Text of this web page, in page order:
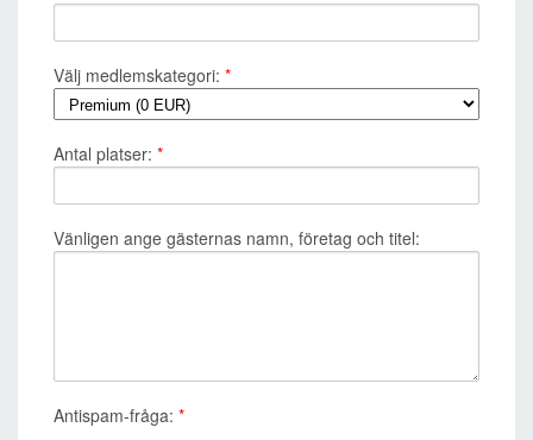
Välj medlemskategori: *
Antal platser: *
Vänligen ange gästernas namn, företag och titel:
Antispam-fråga: *